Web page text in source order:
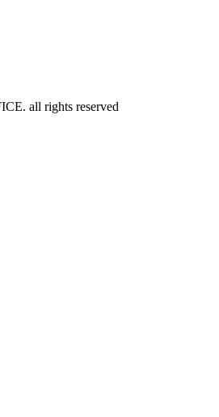
all rights reserved